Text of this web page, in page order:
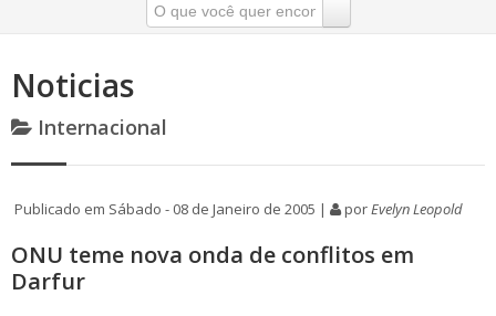
Noticias
Internacional
Publicado em Sábado - 08 de Janeiro de 2005 | porEvelyn Leopold
ONU teme nova onda de conflitos em
Darfur